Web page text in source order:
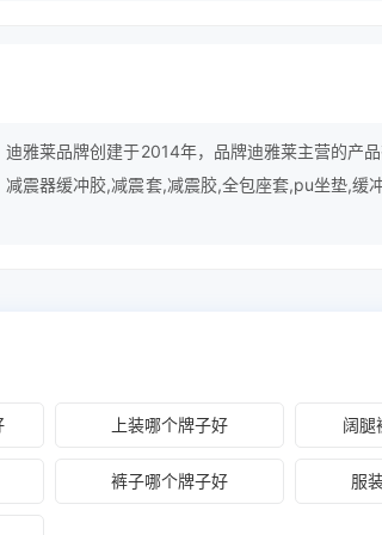
迪雅莱品牌创建于2014年，品牌迪雅莱主营的产
减震器缓冲胶,减震套,减震胶,全包座套,pu坐垫,缓
上装哪个牌子好 阔腿
裤子哪个牌子好 服